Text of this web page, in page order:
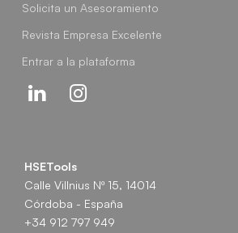
Solicita un Asesoramiento
Revista Empresa Excelente
Entrar a la plataforma
Linkedin
HSETools
Calle Villnius Nº 15, 14014
Córdoba - España
+34 912 797 949